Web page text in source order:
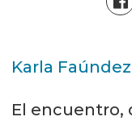
Karla Faúndez
El encuentro,